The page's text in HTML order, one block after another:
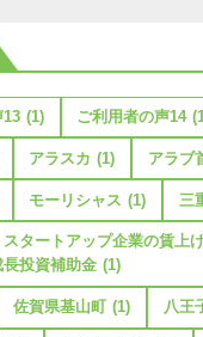
13 (1) ご利用者の声14
アラスカ (1) アラブ
モーリシャス (1) 三
タートアップ企業の賃上
投資補助金 (1)
佐賀県基山町 (1) 八王